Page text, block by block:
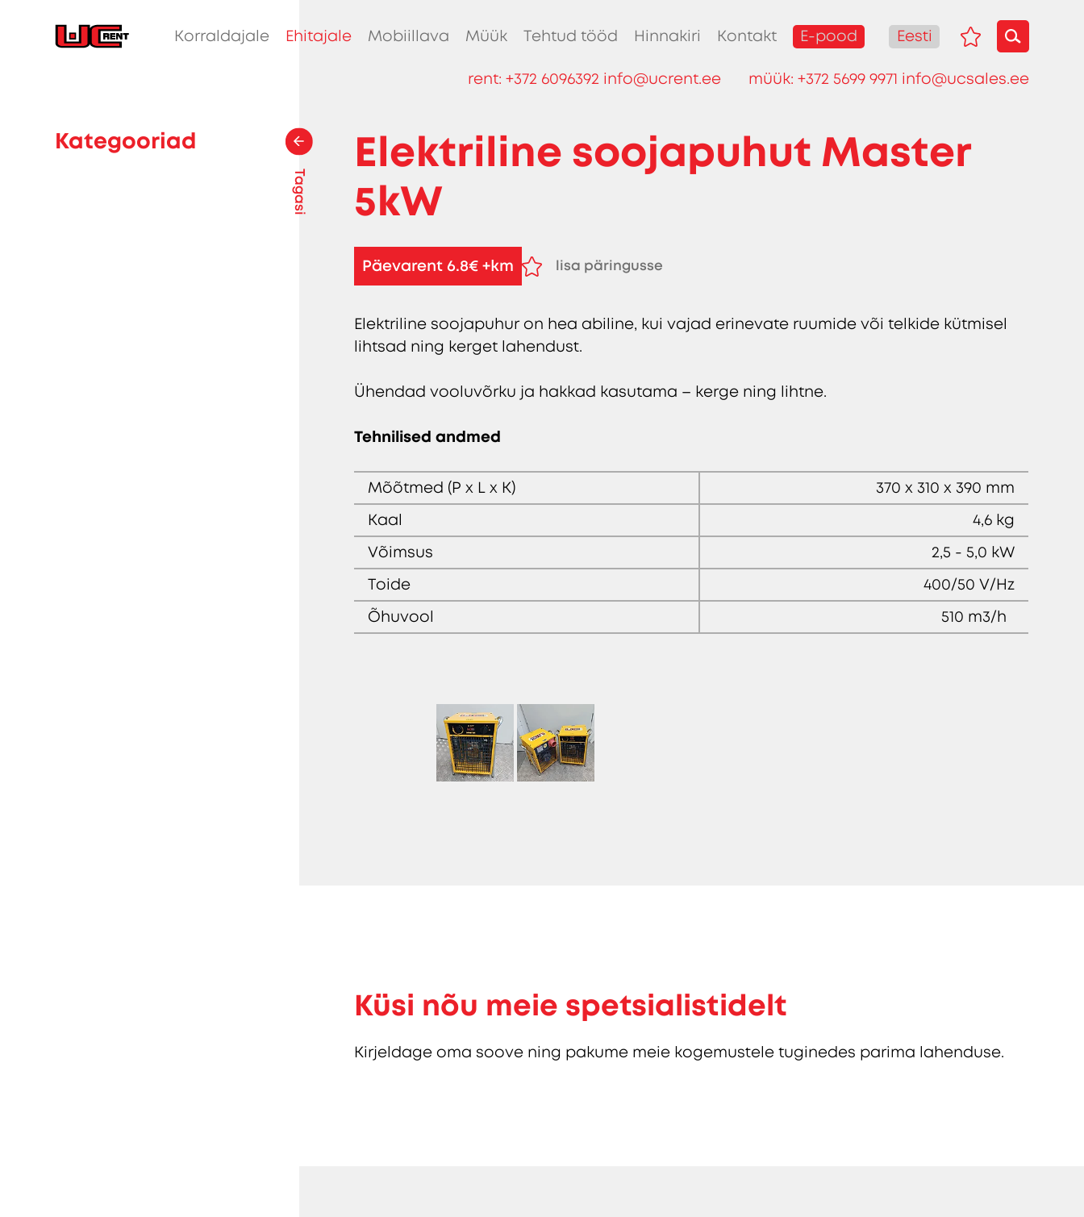
Korraldajale Ehitajale Mobiillava Müük Tehtud tööd Hinnakiri Kontakt E-pood Eesti
rent: +372 6096392 info@ucrent.ee müük: +372 5699 9971 info@ucsales.ee
Tagasi
Kategooriad
Elektriline soojapuhut Master
5kW
Päevarent 6.8€ +km
lisa päringusse
Elektriline soojapuhur on hea abiline, kui vajad erinevate ruumide või telkide kütmisel
lihtsad ning kerget lahendust.
Ühendad vooluvõrku ja hakkad kasutama – kerge ning lihtne.
Tehnilised andmed
Mõõtmed (P x L x K)
370 x 310 x 390 mm
Kaal
4,6 kg
Võimsus
2,5 - 5,0 kW
Toide
400/50 V/Hz
Õhuvool
510 m3/h
Küsi nõu meie spetsialistidelt
Kirjeldage oma soove ning pakume meie kogemustele tuginedes parima lahenduse.